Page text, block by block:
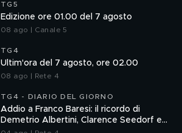
TG5
Edizione ore 01.00 del 7 agosto
08 ago | Canale 5
TG4
Ultim'ora del 7 agosto, ore 02.00
08 ago | Rete 4
TG4 - DIARIO DEL GIORNO
Addio a Franco Baresi: il ricordo di
Demetrio Albertini, Clarence Seedorf e
Giovanni Galli